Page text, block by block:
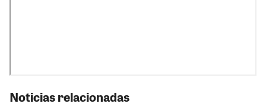
Noticias relacionadas